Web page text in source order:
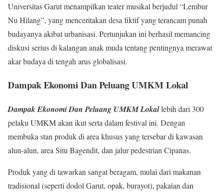
Universitas Garut menampilkan teater musikal berjudul “Lembur
Nu Hilang”, yang menceritakan desa fiktif yang terancam punah
budayanya akibat urbanisasi. Pertunjukan ini berhasil memancing
diskusi serius di kalangan anak muda tentang pentingnya merawat
akar budaya di tengah arus globalisasi.
Dampak Ekonomi Dan Peluang UMKM Lokal
Dampak Ekonomi Dan Peluang UMKM Lokallebih dari 300
pelaku UMKM akan ikut serta dalam festival ini. Dengan
membuka stan produk di area khusus yang tersebar di kawasan
alun-alun, area Situ Bagendit, dan jalur pedestrian Cipanas.
Produk yang di tawarkan sangat beragam, mulai dari makanan
tradisional (seperti dodol Garut, opak, burayot), pakaian dan